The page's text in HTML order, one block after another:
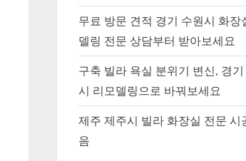
무료 방문 견적 경기 수원시 화장
델링 전문 상담부터 받아보세요
구축 빌라 욕실 분위기 변신, 경기
시 리모델링으로 바꿔보세요
제주 제주시 빌라 화장실 전문 시
음